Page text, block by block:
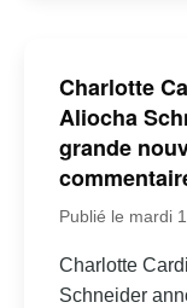
Charlotte
Aliocha
grande
Publié le mardi
Charlotte
Schneider